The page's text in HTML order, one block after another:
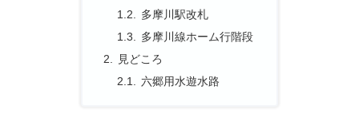
多摩川駅改札
多摩川線ホーム行階段
見どころ
六郷用水遊水路